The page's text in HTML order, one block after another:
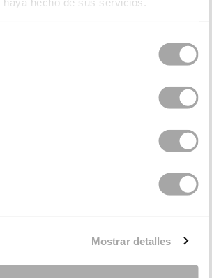
Mostrar detalles